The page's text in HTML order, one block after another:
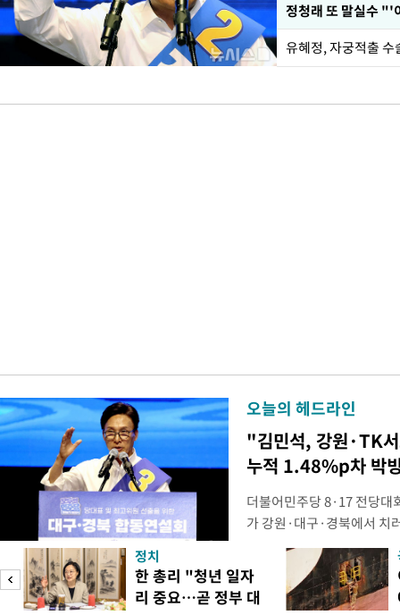
정청래 또 말실수
유혜정, 자궁적출
오늘의 헤드라인
"김민석, 강원·TK
누적 1.48%p차 박
더불어민주당 8·17 전당대
가 강원·대구·경북에서 치
48.54%(1만8977표)를 얻
를 1622표(4.14%p) 차로
·인천 권리당원 투표에서
적 합산(가중치 미반영)에
정치
한 총리 "청년 일자
리 중요…곧 정부 대